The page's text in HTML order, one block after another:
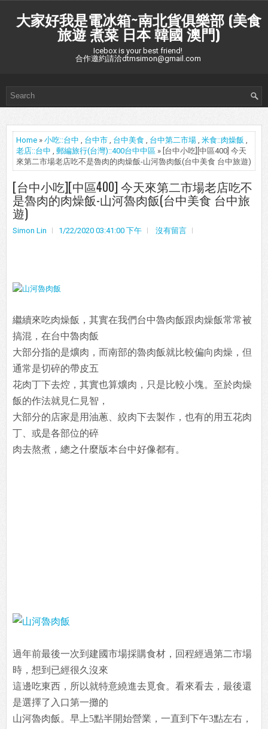
大家好我是電冰箱~南北貨俱樂部 (美食
旅遊 煮菜 日本 韓國 澳門)
Icebox is your best friend!
合作邀約請洽dtmsimon@gmail.com
Home » 小吃::台中 , 台中市 , 台中美食 , 台中第二市場 , 米食::肉燥飯 ,
老店::台中 , 郵編旅行(台灣)::400台中中區 » [台中小吃][中區400] 今天
來第二市場老店吃不是魯肉的肉燥飯-山河魯肉飯(台中美食 台中旅遊)
[台中小吃][中區400] 今天來第二市場老店吃不
是魯肉的肉燥飯-山河魯肉飯(台中美食 台中旅
遊)
Simon Lin 1/22/2020 03:41:00 下午 沒有留言
繼續來吃肉燥飯，其實在我們台中魯肉飯跟肉燥飯常常被
搞混，在台中魯肉飯
大部分指的是爌肉，而南部的魯肉飯就比較偏向肉燥，但
通常是切碎的帶皮五
花肉丁下去焢，其實也算爌肉，只是比較小塊。至於肉燥
飯的作法就見仁見智，
大部分的店家是用油蔥、絞肉下去製作，也有的用五花肉
丁、或是各部位的碎
肉去熬煮，總之什麼版本台中好像都有。
過年前最後一次到建國市場採購食材，回程經過第二市場
時，想到已經很久沒來
這邊吃東西，所以就特意繞進去覓食。看來看去，最後還
是選擇了入口第一攤的
山河魯肉飯。早上5點半開始營業，一直到下午3點左右，